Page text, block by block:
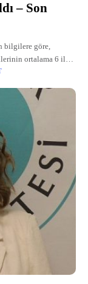
– Son
bilgilere göre,
ortalama 6 ila
ilk